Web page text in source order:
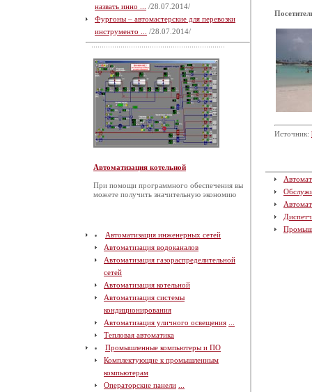
назвать инно ...
/28.07.2014/
Фургоны – автомастерские для перевозки
инструменто ...
/28.07.2014/
Автоматизация котельной
При помощи программного обеспечения вы
можете получить значительную экономию
Автоматизация инженерных сетей
Автоматизация водоканалов
Автоматизация газораспределительной
сетей
Автоматизация котельной
Автоматизация системы
кондиционирования
Автоматизация уличного освещения
Тепловая автоматика
Промышленные компьютеры и ПО
Комплектующие к промышленным
компьютерам
Операторские панели
Источник: